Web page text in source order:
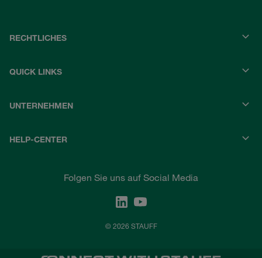
RECHTLICHES
QUICK LINKS
UNTERNEHMEN
HELP-CENTER
Folgen Sie uns auf Social Media
© 2026 STAUFF